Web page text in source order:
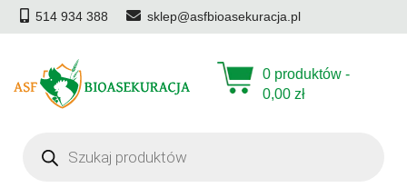
514 934 388 sklep@asfbioasekuracja.pl
0 produktów -
0,00 zł
produktów